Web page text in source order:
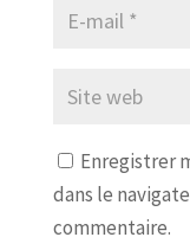
Enregistrer
dans le
commentaire.